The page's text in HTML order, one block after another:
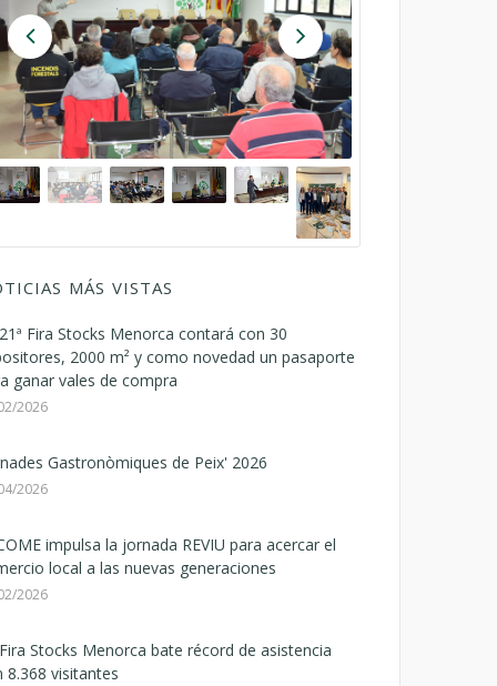
MÁS VISTAS
Fira Stocks Menorca contará con 30
2000 m² y como novedad un pasaporte
ganar vales de compra
2026
Gastronòmiques de Peix' 2026
2026
impulsa la jornada REVIU para acercar el
local a las nuevas generaciones
2026
Stocks Menorca bate récord de asistencia
8.368 visitantes